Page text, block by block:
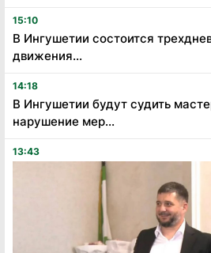
15:10
В Ингушетии состоится
движения...
14:18
В Ингушетии будут судить
нарушение мер...
13:43